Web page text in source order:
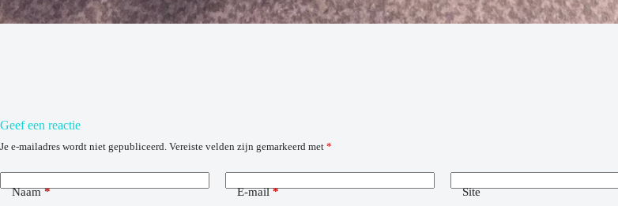
Geef een reactie
Je e-mailadres wordt niet gepubliceerd. Vereiste velden zijn gemarkeerd met *
Naam* E-mail* Site